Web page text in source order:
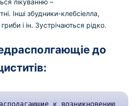
Інші збудники-клебсіелла,
і ін. Зустрічаються рідко.
до